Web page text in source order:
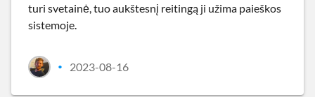
turi svetainė, tuo aukštesnį reitingą ji užima paieškos
sistemoje.
• 2023-08-16